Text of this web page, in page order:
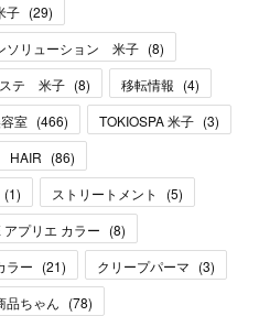
子 (29)
ソリューション 米子 (8)
ステ 米子 (8) 移転情報 (4)
室 (466) TOKIOSPA 米子 (3)
HAIR (86)
(1) ストリートメント (5)
アプリエ カラー (8)
ラー (21) クリープパーマ (3)
品ちゃん (78)